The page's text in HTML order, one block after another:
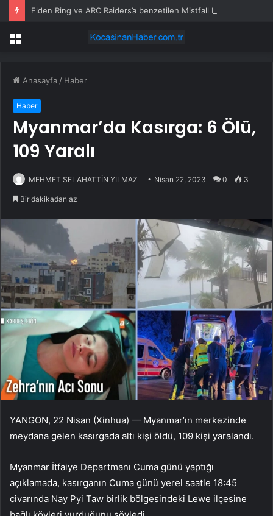
Menü
Anasayfa / Haber
Haber
Myanmar’da Kasırga: 6 Ölü,
109 Yaralı
MEHMET SELAHATTİN YILMAZ Nisan 22, 2023 0 3
Bir dakikadan az
YANGON, 22 Nisan (Xinhua) — Myanmar’ın merkezinde
meydana gelen kasırgada altı kişi öldü, 109 kişi yaralandı.
Myanmar İtfaiye Departmanı Cuma günü yaptığı
açıklamada, kasırganın Cuma günü yerel saatle 18:45
civarında Nay Pyi Taw birlik bölgesindeki Lewe ilçesine